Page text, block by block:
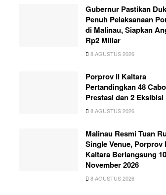
Gubernur Pastikan
Penuh Pelaksanaan
di Malinau, Siapkan
Rp2 Miliar
8 AGUSTUS 2026
Porprov II Kaltara
Pertandingkan 48
Prestasi dan 2 Eksibisi
8 AGUSTUS 2026
Malinau Resmi Tuan
Single Venue, Porprov
Kaltara Berlangsung
November 2026
8 AGUSTUS 2026